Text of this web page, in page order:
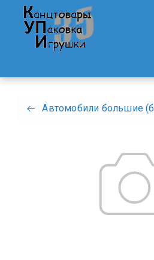
Автомобили большие